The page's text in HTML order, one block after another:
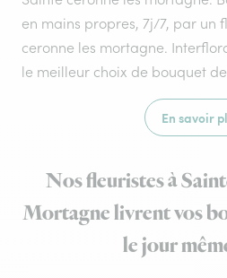
en mains propres, 7j/7, par un
ceronne les mortagne.
le meilleur choix de bouquet
En savoir
Nos fleuristes à
Mortagne livrent vos
le jour